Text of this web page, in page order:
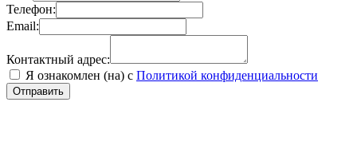
Телефон:
Email:
Контактный адрес:
Я ознакомлен (на) с Политикой конфиденциальности